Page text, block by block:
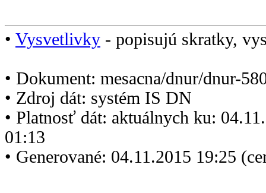
• Vysvetlivky - popisujú skratky,
• Dokument: mesacna/dnur/dnur-
• Zdroj dát: systém IS DN
• Platnosť dát: aktuálnych ku:
01:13
• Generované: 04.11.2015 19:25